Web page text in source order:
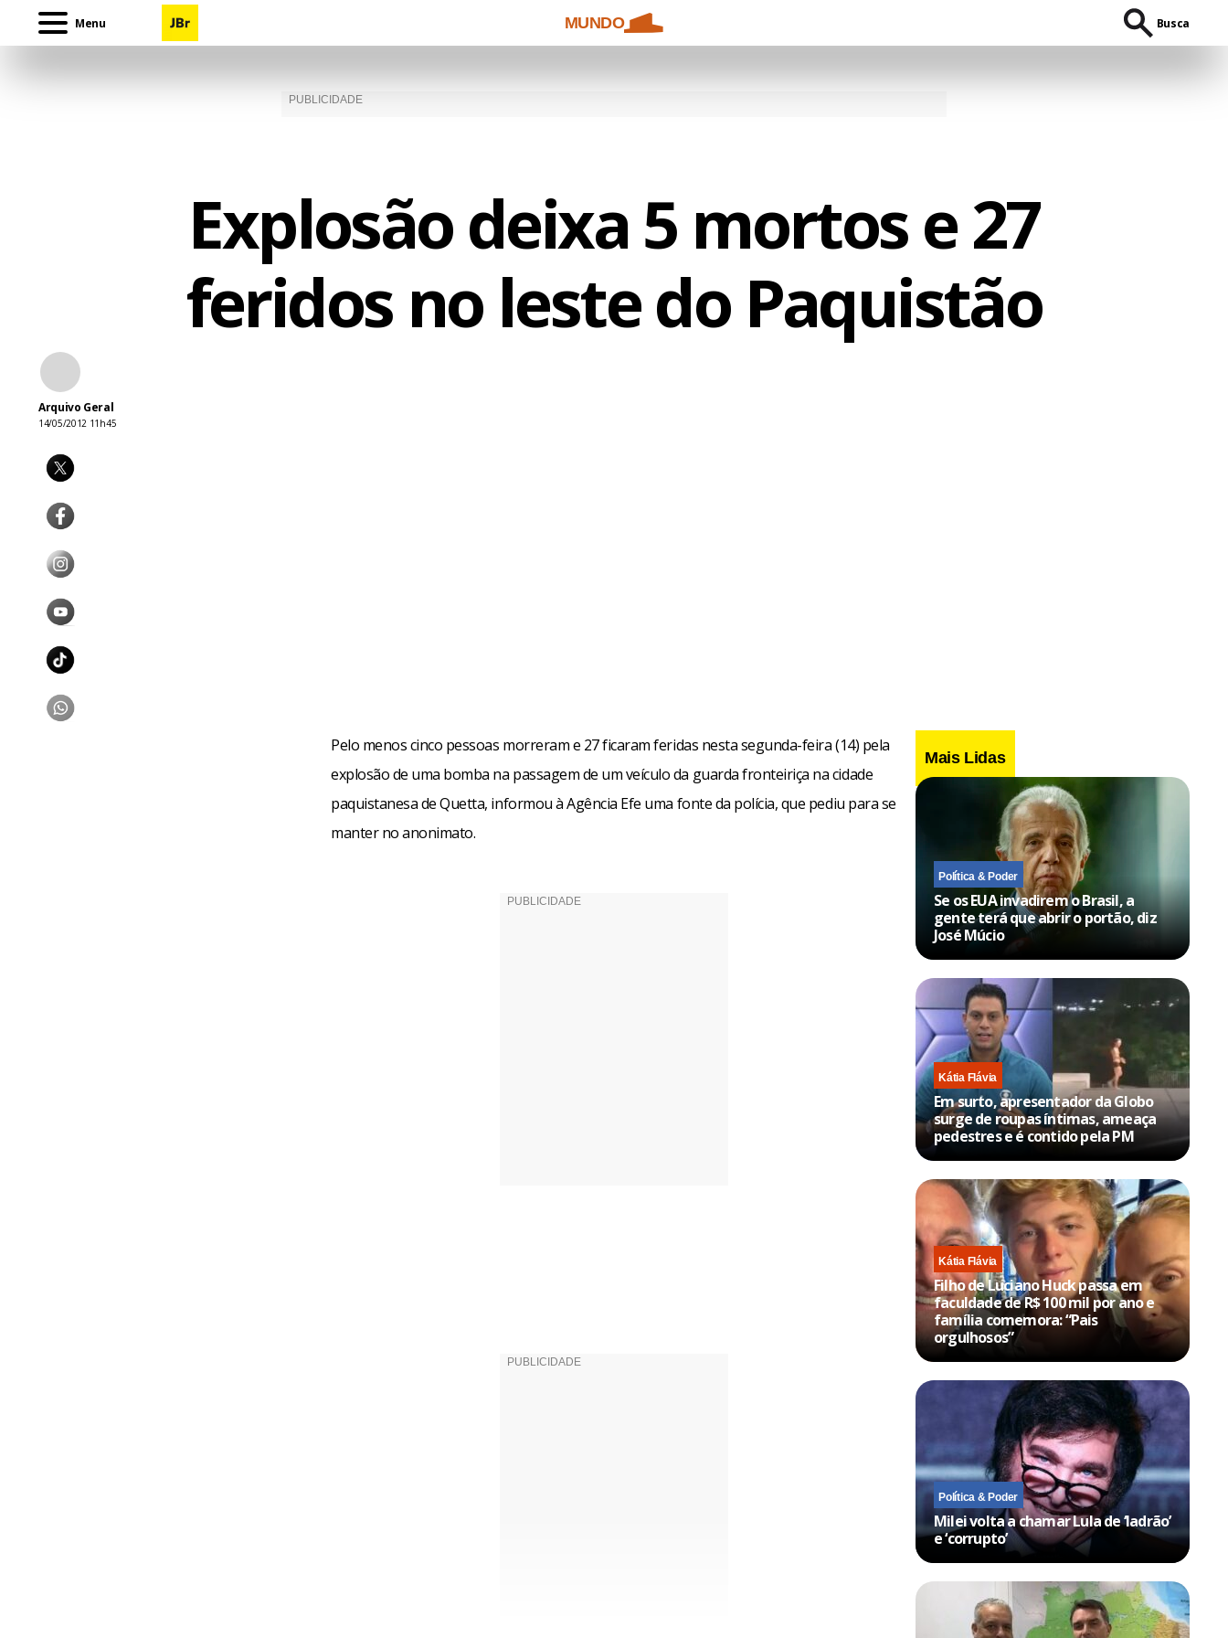
Menu MUNDO Busca
Explosão deixa 5 mortos e 27
feridos no leste do Paquistão
Arquivo Geral
14/05/2012 11h45
Pelo menos cinco pessoas morreram e 27 ficaram feridas nesta segunda-feira (14) pela
explosão de uma bomba na passagem de um veículo da guarda fronteiriça na cidade
paquistanesa de Quetta, informou à Agência Efe uma fonte da polícia, que pediu para se
manter no anonimato.
Mais Lidas
Política & Poder
Se os EUA invadirem o Brasil, a
gente terá que abrir o portão, diz
José Múcio
Kátia Flávia
Em surto, apresentador da Globo
surge de roupas íntimas, ameaça
pedestres e é contido pela PM
Kátia Flávia
Filho de Luciano Huck passa em
faculdade de R$ 100 mil por ano e
família comemora: “Pais
orgulhosos”
Política & Poder
Milei volta a chamar Lula de ‘ladrão’
e ‘corrupto’